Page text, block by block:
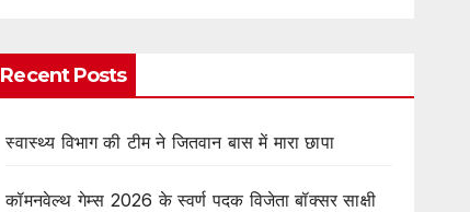
Recent Posts
स्वास्थ्य विभाग की टीम ने जितवान बास में मारा छापा
कॉमनवेल्थ गेम्स 2026 के स्वर्ण पदक विजेता बॉक्सर साक्षी